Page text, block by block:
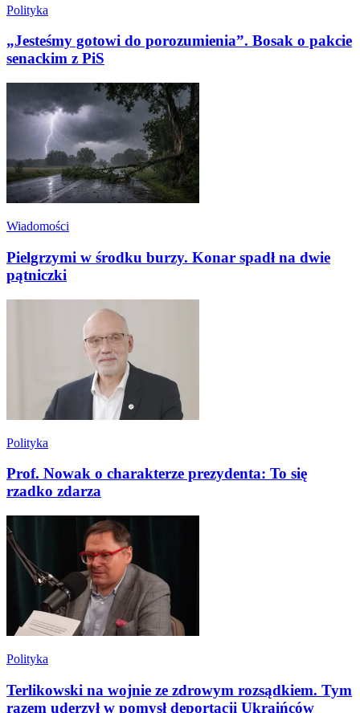
Polityka
„Jesteśmy gotowi do porozumienia”. Bosak o pakcie
senackim z PiS
Wiadomości
Pielgrzymi w środku burzy. Konar spadł na dwie
pątniczki
Polityka
Prof. Nowak o charakterze prezydenta: To się
rzadko zdarza
Polityka
Terlikowski na wojnie ze zdrowym rozsądkiem. Tym
razem uderzył w pomysł deportacji Ukraińców